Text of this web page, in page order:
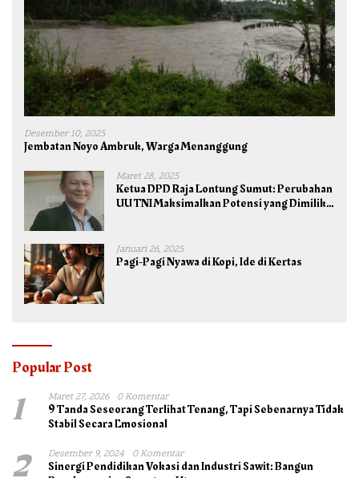
Desember 10, 2025
Jembatan Noyo Ambruk, Warga Menanggung
Maret 28, 2025
Ketua DPD Raja Lontung Sumut: Perubahan
UU TNI Maksimalkan Potensi yang Dimiliki
Januari 26, 2025
Pagi-Pagi Nyawa di Kopi, Ide di Kertas
Popular Post
1 Maret 27, 2026 0 Komentar
9 Tanda Seseorang Terlihat Tenang, Tapi Sebenarnya Tidak
Stabil Secara Emosional
2 Desember 9, 2024 0 Komentar
Sinergi Pendidikan Vokasi dan Industri Sawit: Bangun